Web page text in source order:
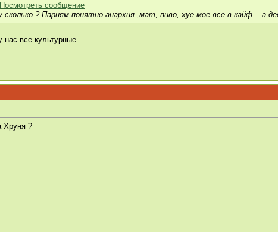
сколько ? Парням понятно анархия ,мат, пиво, хуе мое все в кайф .. а
все культурные
Хруня ?